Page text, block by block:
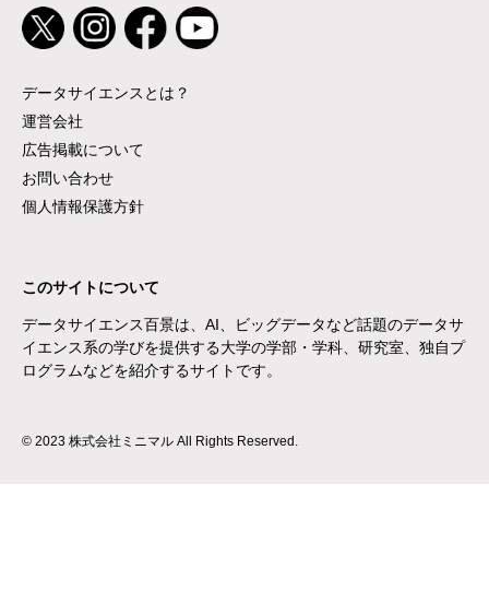
データサイエンスとは？
運営会社
広告掲載について
お問い合わせ
個人情報保護方針
このサイトについて
データサイエンス百景は、AI、ビッグデータなど話題のデータサ
イエンス系の学びを提供する大学の学部・学科、研究室、独自プ
ログラムなどを紹介するサイトです。
© 2023 株式会社ミニマル All Rights Reserved.